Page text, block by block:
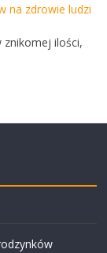
na zdrowie ludzi
ilości,